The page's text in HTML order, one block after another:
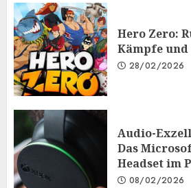
Hero Zero:
Kämpfe
28/02/2026
Audio-
Das
Headset im
08/02/2026